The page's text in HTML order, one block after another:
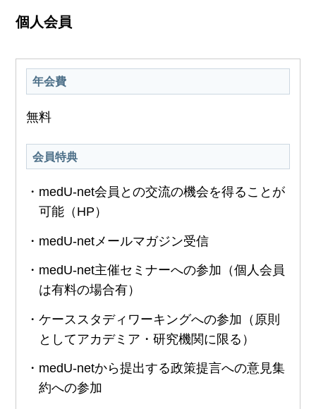
個人会員
年会費
無料
会員特典
・medU-net会員との交流の機会を得ることが
可能（HP）
・medU-netメールマガジン受信
・medU-net主催セミナーへの参加（個人会員
は有料の場合有）
・ケーススタディワーキングへの参加（原則
としてアカデミア・研究機関に限る）
・medU-netから提出する政策提言への意見集
約への参加